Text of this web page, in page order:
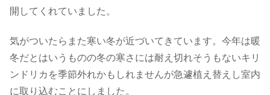
開してくれていました。
気がついたらまた寒い冬が近づいてきています。今年は暖
冬だとはいうものの冬の寒さには耐え切れそうもないキリ
ンドリカを季節外れかもしれませんが急遽植え替えし室内
に取り込むことにしました。